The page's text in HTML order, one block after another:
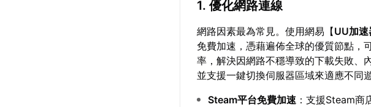
1. 優化網路連線
網路因素最為常見。使用網易【UU加速
免費加速，憑藉遍佈全球的優質節點，
率，解決因網路不穩導致的下載失敗、
並支援一鍵切換伺服器區域來適應不同
Steam平台免費加速 ：支援Steam商